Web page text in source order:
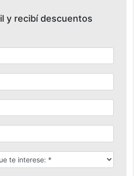
y recibí descuentos